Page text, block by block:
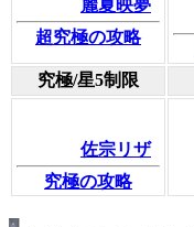
麗夏映夢
超究極の攻略
究極/星5制限
佐宗リザ
究極の攻略